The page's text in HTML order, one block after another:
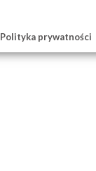
Polityka prywatności